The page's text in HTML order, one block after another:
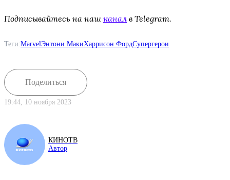
Подписывайтесь на наш канал в Telegram.
Теги:MarvelЭнтони МакиХаррисон ФордСупергерои
Поделиться
19:44, 10 ноября 2023
КИНОТВ
Автор